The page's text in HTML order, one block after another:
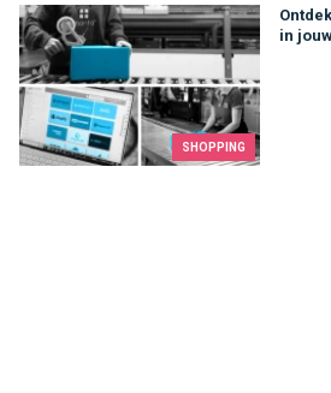
SHOPPING
in
Ontdek de onmisbare schakel in